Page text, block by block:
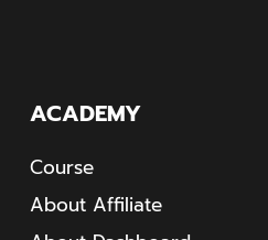
ACADEMY
Course
About Affiliate